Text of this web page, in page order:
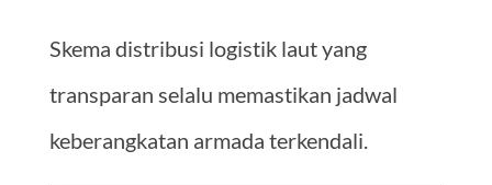
Skema distribusi logistik laut yang
transparan selalu memastikan jadwal
keberangkatan armada terkendali.